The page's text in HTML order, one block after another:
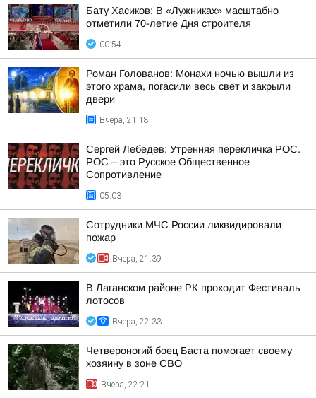
Бату Хасиков: В «Лужниках» масштабно
отметили 70-летие Дня строителя
00:54
Роман Голованов: Монахи ночью вышли из
этого храма, погасили весь свет и закрыли
двери
Вчера, 21:18
Сергей Лебедев: Утренняя перекличка РОС.
РОС – это Русское Общественное
Сопротивление
05:03
Сотрудники МЧС России ликвидировали
пожар
Вчера, 21:39
В Лаганском районе РК проходит Фестиваль
лотосов
Вчера, 22:33
Четвероногий боец Баста помогает своему
хозяину в зоне СВО
Вчера, 22:21